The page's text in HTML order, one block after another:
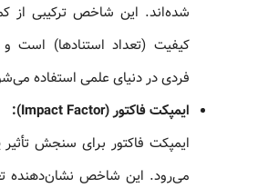
شده‌اند. این شاخص ترکیبی از
کیفیت (تعداد استنادها) است
فردی در دنیای علمی استفاده
ایمپکت فاکتور (Impact Factor):
ایمپکت فاکتور برای سنجش تأثیر
می‌رود. این شاخص نشان‌دهنده